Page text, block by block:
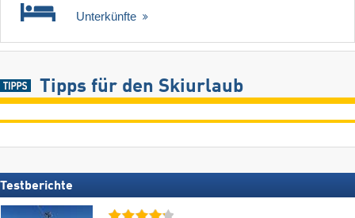
Unterkünfte
Tipps für den Skiurlaub
Testberichte